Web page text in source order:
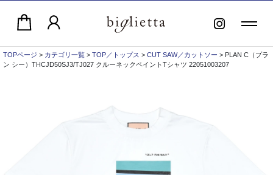
TOPページ > カテゴリ一覧 > TOP／トップス > CUT SAW／カットソー > PLAN C（プラ
ン シー）THCJD50SJ3/TJ027 クルーネックペイントTシャツ 22051003207